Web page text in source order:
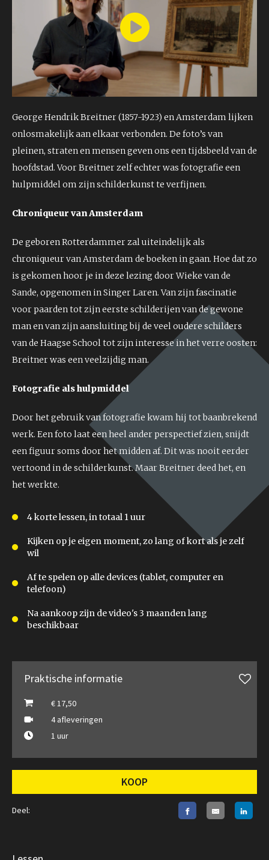
Play
Video
George Hendrik Breitner (1857-1923) en Amsterdam lijken
onlosmakelijk aan elkaar verbonden. De foto’s van
pleinen, straten en mensen geven ons een tijdsbeeld van de
hoofdstad. Voor Breitner zelf echter was fotografie een
hulpmiddel om zijn schilderkunst te verfijnen.
Chroniqueur van Amsterdam
De geboren Rotterdammer zal uiteindelijk als
chroniqueur van Amsterdam de boeken in gaan. Hoe dat zo
is gekomen hoor je in deze lezing door Wieke van de
Sande, opgenomen in Singer Laren. Van zijn fascinatie
voor paarden tot zijn eerste schilderijen van de gewone
man en van zijn aansluiting bij de veel oudere schilders
van de Haagse School tot zijn interesse in het verre oosten:
Breitner was een veelzijdig man.
Fotografie als hulpmiddel
Door het gebruik van fotografie kwam hij tot baanbrekend
werk. Een foto laat een heel ander perspectief zien, snijdt
een figuur soms door het midden af. Dit was nooit eerder
vertoond in de schilderkunst. Maar Breitner deed het, en
het werkte.
4 korte lessen, in totaal 1 uur
Kijken op je eigen moment, zo lang of kort als je zelf
wil
Af te spelen op alle devices (tablet, computer en
telefoon)
Na aankoop zijn de video's 3 maanden lang
beschikbaar
Praktische informatie
€ 17,50
4 afleveringen
1 uur
KOOP
Deel: